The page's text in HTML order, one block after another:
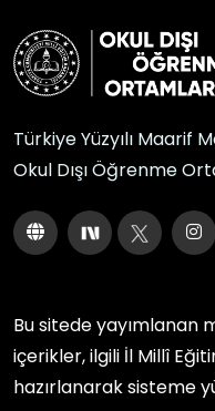
Türkiye Yüzyılı Maarif
Okul Dışı Öğrenme
Bu sitede yayımlanan
içerikler, ilgili İl Millî
hazırlanarak sisteme